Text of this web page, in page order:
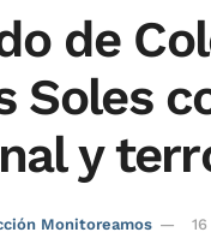
de
Soles
y
Monitoreamos